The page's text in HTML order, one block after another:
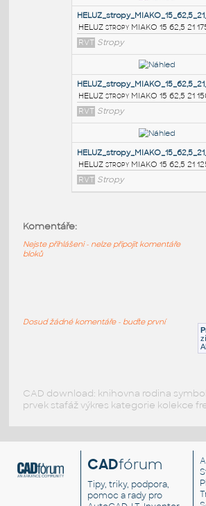
PODOBNÉ
HELUZ stropy MIAKO 15
RVT Stropy
HELUZ stropy MIAKO 15
RVT Stropy
HELUZ stropy MIAKO 15
HELUZ stropy MIAKO 15
Komentáře:
Nejste přihlášeni - nelze připojit komentáře
bloků
Dosud žádné komentáře - buďte první
CAD download: knihovna rodina
prvek stafáž výkres kategorie kolekce
CADfórum
Tipy, triky, podpora,
pomoc a rady pro